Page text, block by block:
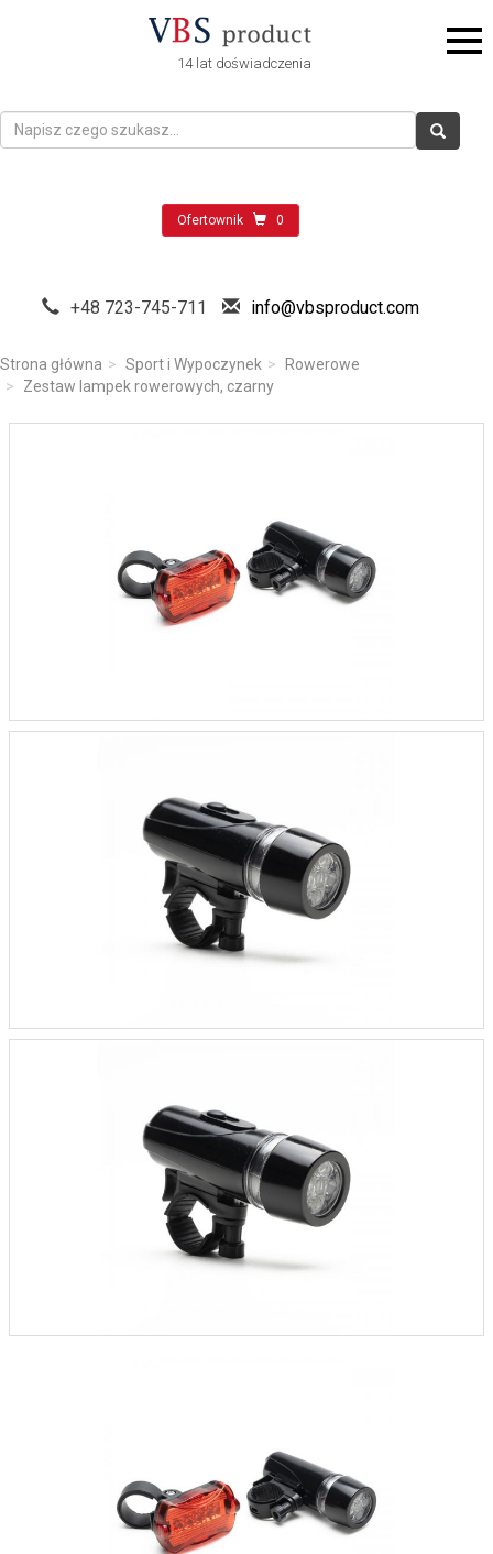
14 lat doświadczenia
Ofertownik 0
+48 723-745-711 info@vbsproduct.com
Strona główna Sport i Wypoczynek
Rowerowe
Zestaw lampek rowerowych, czarny